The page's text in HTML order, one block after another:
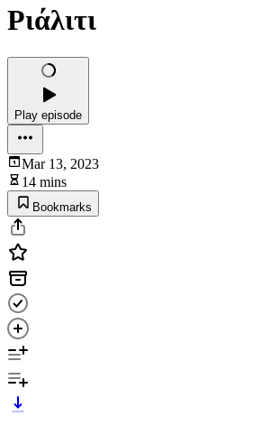
Ριάλιτι
Play episode
Mar 13, 2023
14 mins
Bookmarks